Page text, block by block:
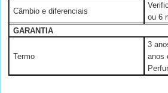
Câmbio e diferenciais
ou 6
GARANTIA
Termo
3
anos